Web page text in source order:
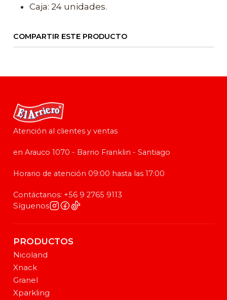
Caja: 24 unidades.
COMPARTIR ESTE PRODUCTO
Atención al clientes y ventas
en Arauco 1070 - Barrio Franklin - Santiago
Horario de atención 09:00 hasta las 17:00
Contáctanos: +56 9 2765 9113
Síguenos
PRODUCTOS
Nicoland
Xnack
Granel
Xparkling